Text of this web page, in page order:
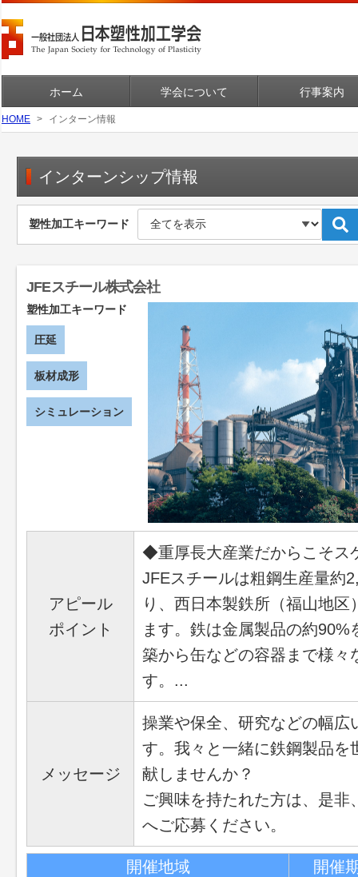
ホーム 学会について 行事案内
HOME インターン情報
インターンシップ情報
塑性加工キーワード
JFEスチール株式会社
塑性加工キーワード
圧延
板材成形
シミュレーション
アピール
ポイント
◆重厚長大産業だからこそス
JFEスチールは粗鋼生産量約
り、西日本製鉄所（福山地
ます。鉄は金属製品の約
築から缶などの容器まで様
す。...
メッセージ
操業や保全、研究などの幅
す。我々と一緒に鉄鋼製品
献しませんか？
ご興味を持たれた方は、是
へご応募ください。
開催地域
開催